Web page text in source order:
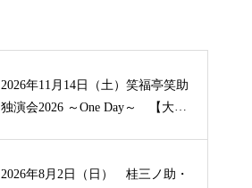
2026年11月14日（土）笑福亭笑助
独演会2026 ～One Day～ 【大
2026年8月2日（日） 桂三ノ助・